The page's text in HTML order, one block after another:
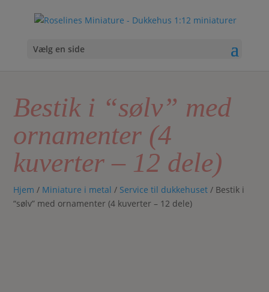
Vælg en side
Bestik i “sølv” med
ornamenter (4
kuverter – 12 dele)
Hjem / Miniature i metal / Service til dukkehuset / Bestik i
“sølv” med ornamenter (4 kuverter – 12 dele)